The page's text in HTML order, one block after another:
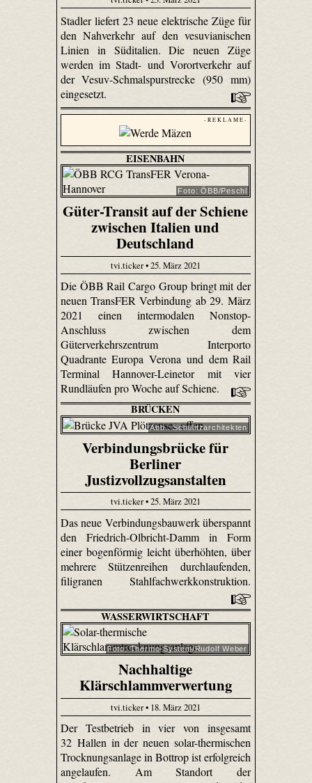
Stadler liefert 23 neue elektrische Züge für
den Nahverkehr auf den vesuvianischen
Linien in Süditalien. Die neuen Züge
werden im Stadt- und Vorortverkehr auf
der Vesuv-Schmalspurstrecke (950 mm)
eingesetzt.
- R E K L A M E -
EISENBAHN
Foto: ÖBB/Peschl
Güter-Transit auf der Schiene
zwischen Italien und
Deutschland
tvi.ticker • 25. März 2021
Die ÖBB Rail Cargo Group bringt mit der
neuen TransFER Verbindung ab 29. März
2021 einen intermodalen Nonstop-
Anschluss zwischen dem
Güterverkehrszentrum Interporto
Quadrante Europa Verona und dem Rail
Terminal Hannover-Leinetor mit vier
Rundläufen pro Woche auf Schiene.
BRÜCKEN
Abb.: Schulitzarchitekten
Verbindungsbrücke für
Berliner
Justizvollzugsanstalten
tvi.ticker • 25. März 2021
Das neue Verbindungsbauwerk überspannt
den Friedrich-Olbricht-Damm in Form
einer bogenförmig leicht überhöhten, über
mehrere Stützenreihen durchlaufenden,
filigranen Stahlfachwerkkonstruktion.
WASSERWIRTSCHAFT
Foto: Thermo-System/Rudolf Weber
Nachhaltige
Klärschlammverwertung
tvi.ticker • 18. März 2021
Der Testbetrieb in vier von insgesamt
32 Hallen in der neuen solar-thermischen
Trocknungsanlage in Bottrop ist erfolgreich
angelaufen. Am Standort der